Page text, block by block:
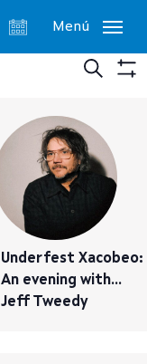
Menú
de
e
de
Procurar
Underfest Xacobeo:
An evening with…
Jeff Tweedy